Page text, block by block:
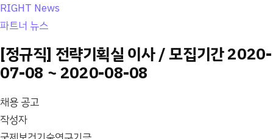
RIGHT News
파트너 뉴스
[정규직] 전략기획실 이사 / 모집기간 2020-
07-08 ~ 2020-08-08
채용 공고
작성자